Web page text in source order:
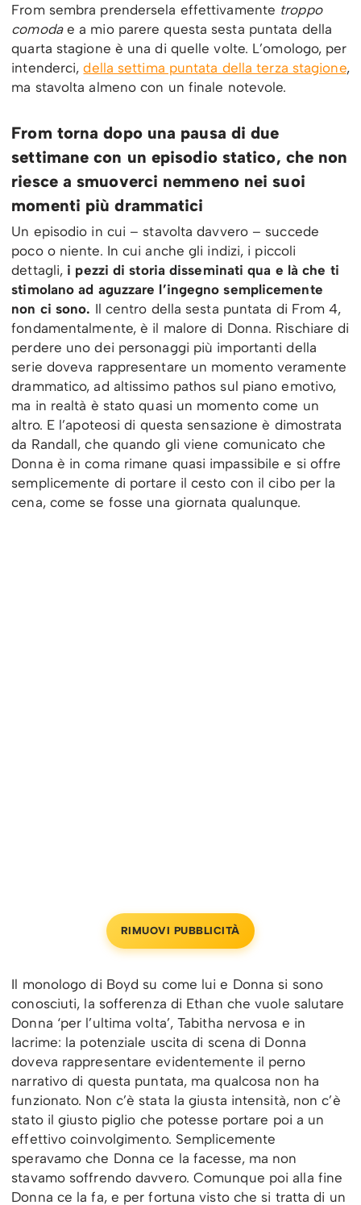
From sembra prendersela effettivamente troppo
comoda e a mio parere questa sesta puntata della
quarta stagione è una di quelle volte. L’omologo, per
intenderci,della settima puntata della terza stagione,
ma stavolta almeno con un finale notevole.
From torna dopo una pausa di due
settimane con un episodio statico, che non
riesce a smuoverci nemmeno nei suoi
momenti più drammatici
Un episodio in cui – stavolta davvero – succede
poco o niente. In cui anche gli indizi, i piccoli
dettagli, i pezzi di storia disseminati qua e là che ti
stimolano ad aguzzare l’ingegno semplicemente
non ci sono. Il centro della sesta puntata di From 4,
fondamentalmente, è il malore di Donna. Rischiare di
perdere uno dei personaggi più importanti della
serie doveva rappresentare un momento veramente
drammatico, ad altissimo pathos sul piano emotivo,
ma in realtà è stato quasi un momento come un
altro. E l’apoteosi di questa sensazione è dimostrata
da Randall, che quando gli viene comunicato che
Donna è in coma rimane quasi impassibile e si offre
semplicemente di portare il cesto con il cibo per la
cena, come se fosse una giornata qualunque.
RIMUOVI PUBBLICITÀ
Il monologo di Boyd su come lui e Donna si sono
conosciuti, la sofferenza di Ethan che vuole salutare
Donna ‘per l’ultima volta’, Tabitha nervosa e in
lacrime: la potenziale uscita di scena di Donna
doveva rappresentare evidentemente il perno
narrativo di questa puntata, ma qualcosa non ha
funzionato. Non c’è stata la giusta intensità, non c’è
stato il giusto piglio che potesse portare poi a un
effettivo coinvolgimento. Semplicemente
speravamo che Donna ce la facesse, ma non
stavamo soffrendo davvero. Comunque poi alla fine
Donna ce la fa, e per fortuna visto che si tratta di un